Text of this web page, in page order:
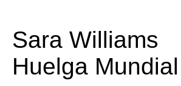
Sara Williams
Huelga